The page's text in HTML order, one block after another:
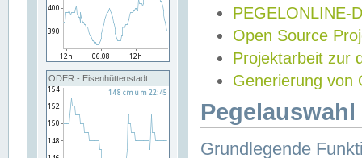
ODER - Eisenhüttenstadt
PEGELONLINE-
Open Source
Projektarbeit zur
Generierung von
Grundlegende